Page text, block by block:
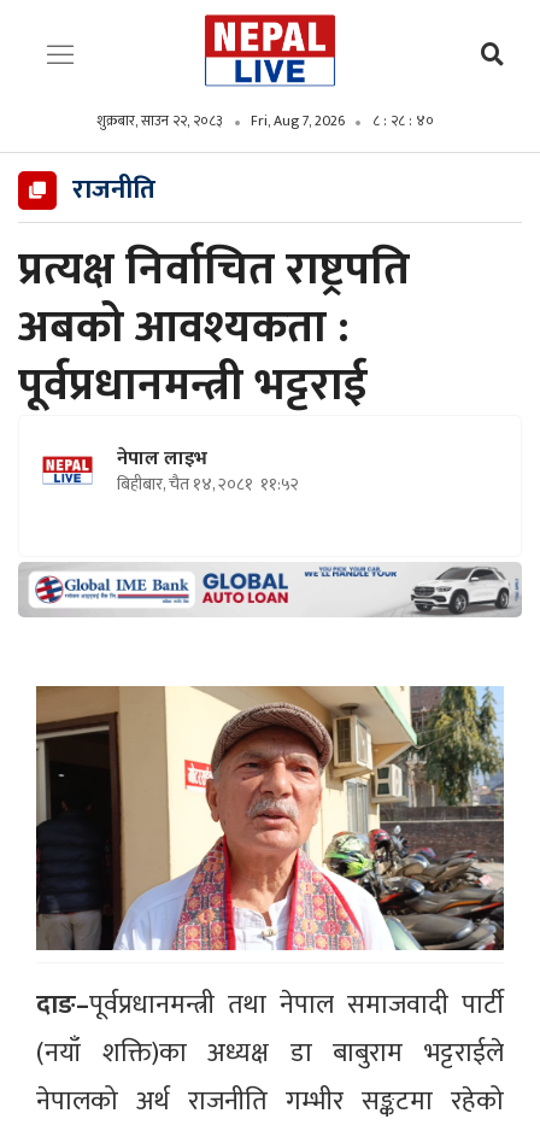
शुक्रबार, साउन २२, २०८३ Fri, Aug 7, 2026 ८ : २८ : ४१
राजनीति
प्रत्यक्ष निर्वाचित राष्ट्रपति
अबको आवश्यकता :
पूर्वप्रधानमन्त्री भट्टराई
नेपाल लाइभ
बिहीबार, चैत १४, २०८१ ११:५२
दाङ–पूर्वप्रधानमन्त्री तथा नेपाल समाजवादी पार्टी
(नयाँ शक्ति)का अध्यक्ष डा बाबुराम भट्टराईले
नेपालको अर्थ राजनीति गम्भीर सङ्कटमा रहेको